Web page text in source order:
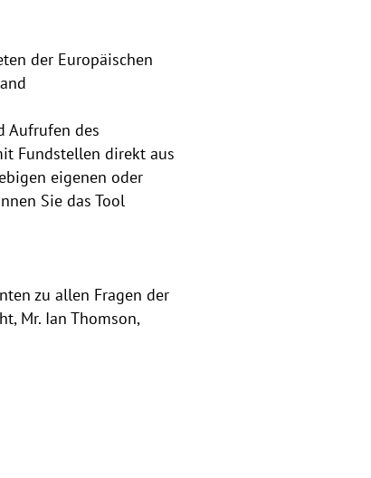
der Europäischen
Aufrufen des
Fundstellen direkt aus
eigenen oder
Sie das Tool
zu allen Fragen der
Mr. Ian Thomson,